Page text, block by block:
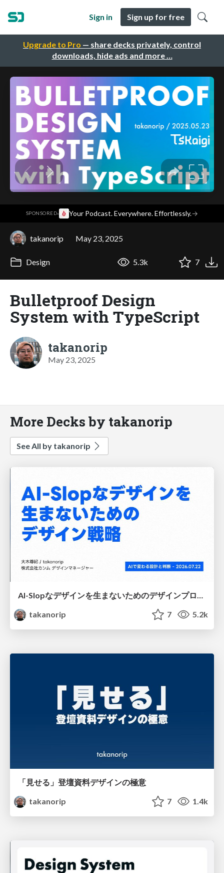
Upgrade to Pro — share decks privately, control
downloads, hide ads and more …
Sign in Sign up for free
SPONSORED· Your Podcast. Everywhere. Effortlessly.→
takanorip May 23, 2025
Design 5.3k 7
Bulletproof Design
System with TypeScript
takanorip
May 23, 2025
More Decks by takanorip
See All by takanorip
AI-Slopなデザインを生まないためのデザインプロセス戦略
takanorip
7 5.2k
「見せる」登壇資料デザインの極意
takanorip
7 1.4k